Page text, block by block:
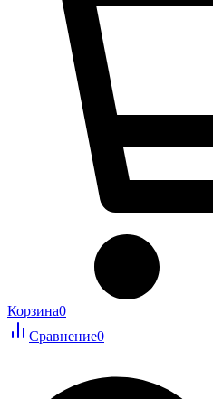
Корзина0
Сравнение0